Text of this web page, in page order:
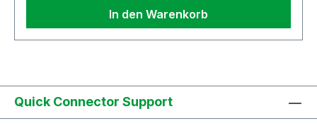
In den Warenkorb
Quick Connector Support